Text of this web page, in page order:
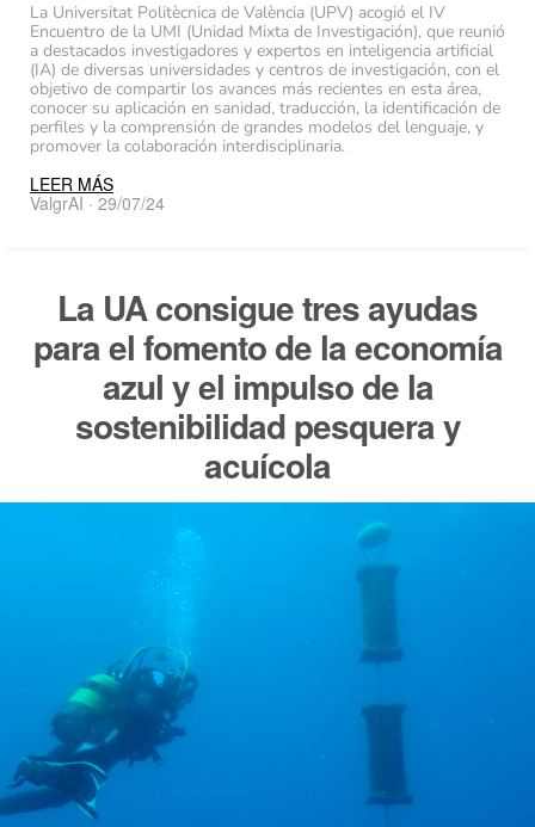
La Universitat Politècnica de València (UPV) acogió el IV
Encuentro de la UMI (Unidad Mixta de Investigación), que reunió
a destacados investigadores y expertos en inteligencia artificial
(IA) de diversas universidades y centros de investigación, con el
objetivo de compartir los avances más recientes en esta área,
conocer su aplicación en sanidad, traducción, la identificación de
perfiles y la comprensión de grandes modelos del lenguaje, y
promover la colaboración interdisciplinaria.
LEER MÁS
ValgrAI · 29/07/24
La UA consigue tres ayudas
para el fomento de la economía
azul y el impulso de la
sostenibilidad pesquera y
acuícola